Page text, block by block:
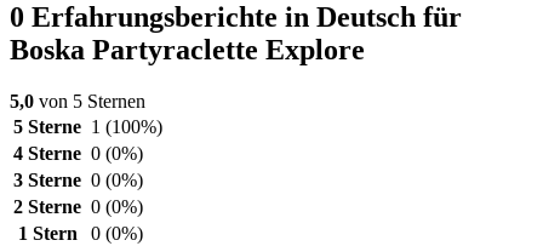
0 Erfahrungsberichte in Deutsch für
Boska Partyraclette Explore
5,0 von 5 Sternen
5 Sterne 1 (100%)
4 Sterne 0 (0%)
3 Sterne 0 (0%)
2 Sterne 0 (0%)
1 Stern
0 (0%)